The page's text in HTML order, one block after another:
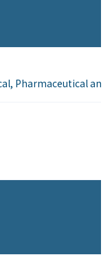
Pharmaceutical and